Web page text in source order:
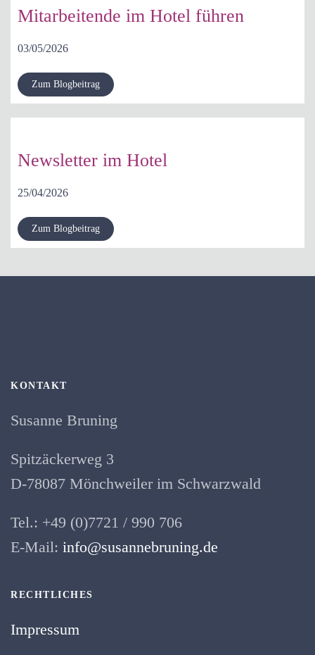
Mitarbeitende im Hotel führen
03/05/2026
Zum Blogbeitrag
Newsletter im Hotel
25/04/2026
Zum Blogbeitrag
KONTAKT
Susanne Bruning
Spitzäckerweg 3
D-78087 Mönchweiler im Schwarzwald
Tel.: +49 (0)7721 / 990 706
E-Mail: info@susannebruning.de
RECHTLICHES
Impressum